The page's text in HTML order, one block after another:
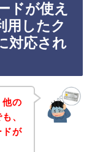
ドが使え
用したク
対応され
の
、
ドが